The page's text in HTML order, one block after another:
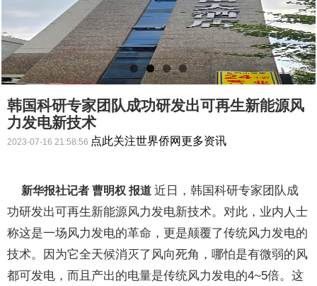
韩国科研专家团队成功研发出可再生新能源风
力发电新技术
2023-07-16 21:58:56 点此关注世界侨网更多资讯
新华报社记者 曹明权 报道近日，韩国科研专家团队成
功研发出可再生新能源风力发电新技术。对此，业内人士
称这是一场风力发电的革命，更是颠覆了传统风力发电的
技术。因为它全天候消灭了风向死角，哪怕是有微弱的风
都可发电，而且产出的电量是传统风力发电的4~5倍。这